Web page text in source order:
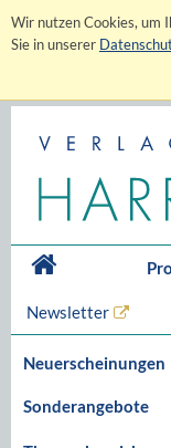
Wir nutzen Cookies, um
Sie in unserer
Newsletter
Neuerscheinungen
Sonderangebote